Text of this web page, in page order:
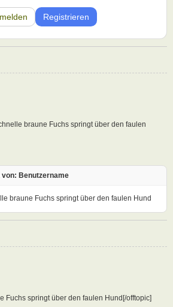
Registrieren
braune Fuchs springt über den faulen
von: Benutzername
braune Fuchs springt über den faulen Hund
Fuchs springt über den faulen Hund[/offtopic]